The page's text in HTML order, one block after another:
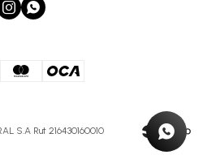
 
S.A Rut 216430160010